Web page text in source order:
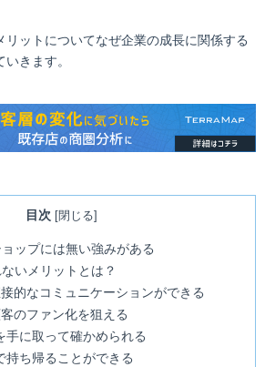
リットについてなぜ企業の成長に関係する
きます。
目次 [閉じる]
ップには無い強みがある
いメリットとは？
的なコミュニケーションができる
のファン化を狙える
手に取って確かめられる
持ち帰ることができる